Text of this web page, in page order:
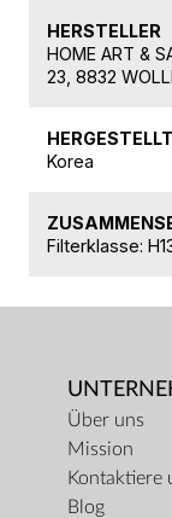
HERSTELLER
HOME ART &
23, 8832
Korea
Filterklasse:
Über uns
Mission
Kontaktiere
Blog